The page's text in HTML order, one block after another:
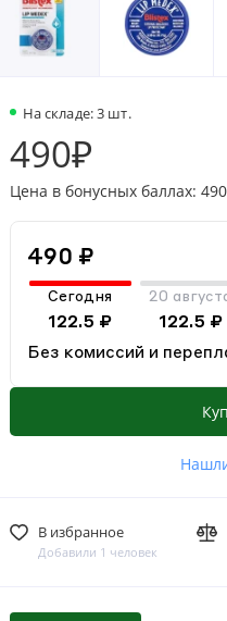
На складе: 3 шт.
490₽
Цена в бонусных баллах: 490
490 ₽
Сегодня
122.5 ₽
20
122.5 ₽
Без комиссий и
В избранное
Добавили 1 человек